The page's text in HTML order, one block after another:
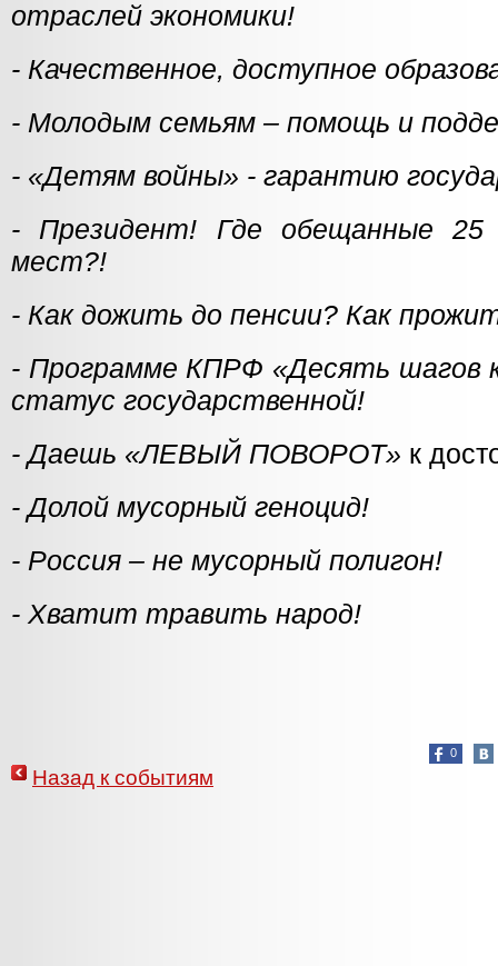
отраслей экономики!
- Качественное, доступное
- Молодым семьям – помощь и
- «Детям войны» - гарантию
- Президент! Где обещанные 25
мест?!
- Как дожить до пенсии? Как
- Программе КПРФ «Десять шагов
статус государственной!
- Даешь «ЛЕВЫЙ ПОВОРОТ» к
- Долой мусорный геноцид!
- Россия – не мусорный полигон!
- Хватит травить народ!
0
Назад к событиям